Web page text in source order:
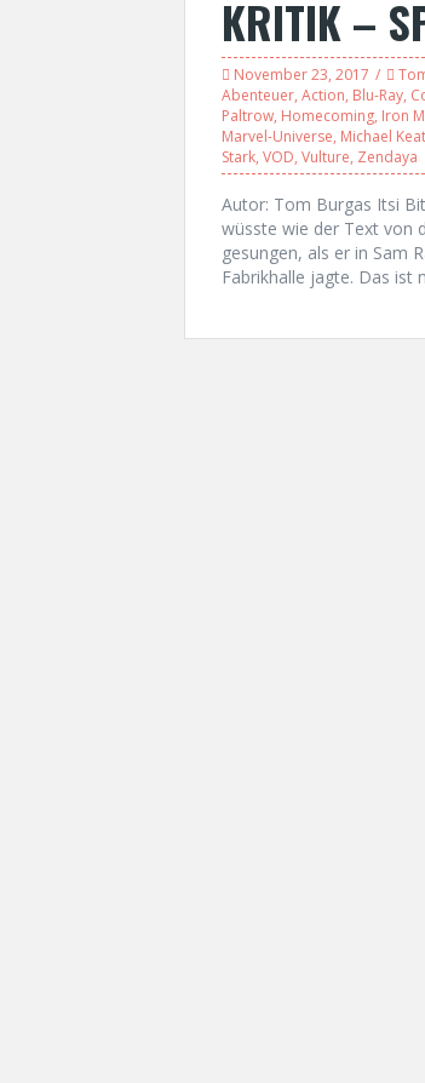
KRITIK –
November 23, 2017
Abenteuer, Action, Blu-Ray,
Paltrow, Homecoming, Iron
Marvel-Universe, Michael
Stark, VOD, Vulture, Zendaya
Autor: Tom Burgas Itsi
wüsste wie der Text von
gesungen, als er in Sam
Fabrikhalle jagte. Das ist